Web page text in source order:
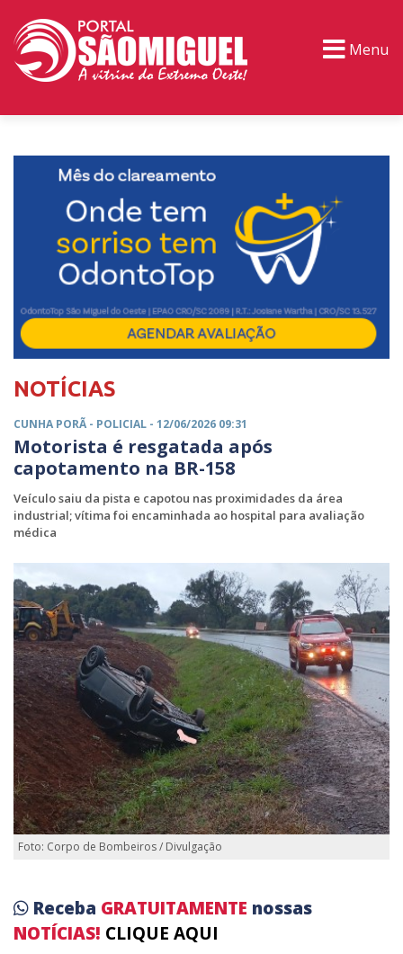
Menu
NOTÍCIAS
CUNHA PORÃ - POLICIAL - 12/06/2026 09:31
Motorista é resgatada após
capotamento na BR-158
Veículo saiu da pista e capotou nas proximidades da área
industrial; vítima foi encaminhada ao hospital para avaliação
médica
Foto: Corpo de Bombeiros / Divulgação
Receba GRATUITAMENTE nossas
NOTÍCIAS! CLIQUE AQUI